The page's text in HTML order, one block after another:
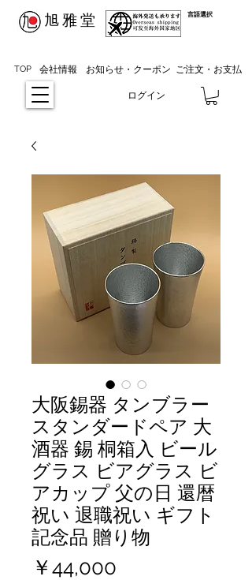
ログイン
​旭雅堂 ​言語選択
TOP 会社情報 お知らせ・クーポン ご注文・お支払
大阪錫器 タンブラー
スタンダードペア 大
酒器 錫 桐箱入 ビール
グラス ビアグラス ビ
アカップ 父の日 還暦
祝い 退職祝い ギフト
記念品 贈り物
￥44,000